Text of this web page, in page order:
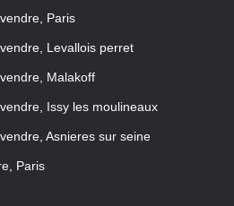
Paris
Levallois perret
Malakoff
Issy les moulineaux
Asnieres sur seine
Paris